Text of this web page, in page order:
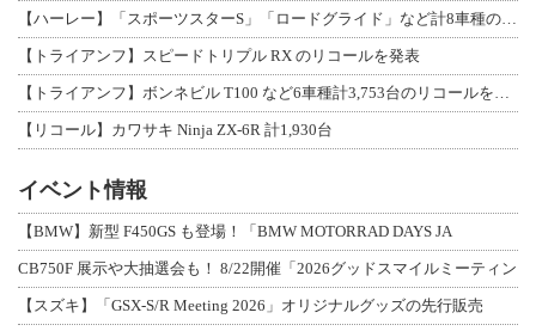
【トライアンフ】スピードトリプル RX のリコールを発表
【リコール】カワサキ Ninja ZX-6R 計1,930台
イベント情報
【BMW】新型 F450GS も登場！「BMW MOTORRAD DAYS JA
CB750F 展示や大抽選会も！ 8/22開催「2026グッドスマイルミーティン
【スズキ】「GSX-S/R Meeting 2026」オリジナルグッズの先行販売